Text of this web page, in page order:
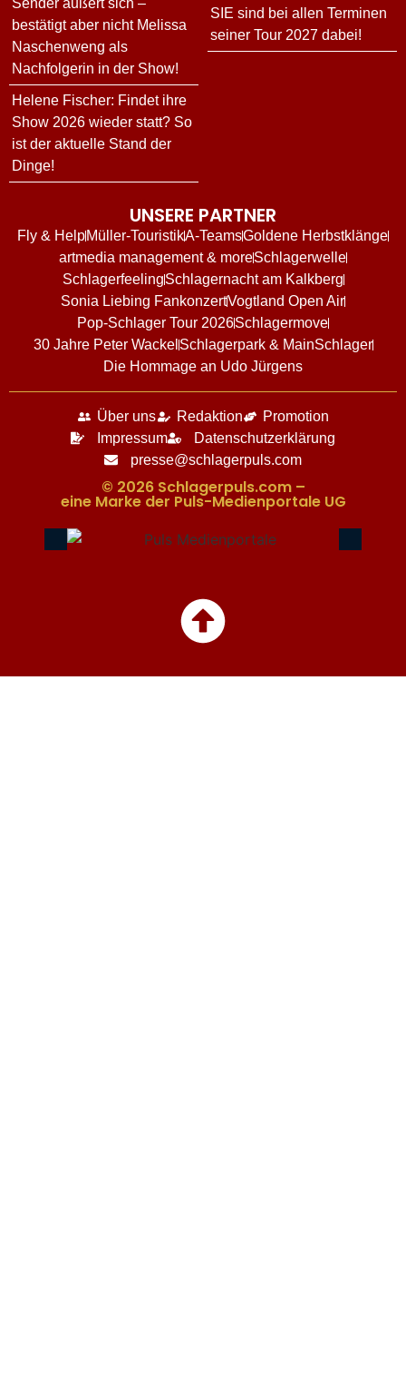
bestätigt aber nicht Melissa
Naschenweng als
Nachfolgerin in der Show!
Helene Fischer: Findet ihre
Show 2026 wieder statt? So
ist der aktuelle Stand der
Dinge!
SIE sind bei allen Terminen
seiner Tour 2027 dabei!
UNSERE PARTNER
Fly & HelpMüller-TouristikA-TeamsGoldene Herbstklänge
artmedia management & moreSchlagerwelle
SchlagerfeelingSchlagernacht am Kalkberg
Sonia Liebing FankonzertVogtland Open Air
Pop-Schlager Tour 2026Schlagermove
30 Jahre Peter Wackel Schlagerpark & MainSchlager
Die Hommage an Udo Jürgens
Über uns Redaktion
Promotion
Impressum
Datenschutzerklärung
presse@schlagerpuls.com
© 2026 Schlagerpuls.com –
eine Marke der Puls-Medienportale UG​